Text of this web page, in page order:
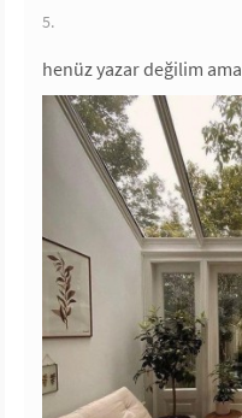
5.
henüz yazar değilim ama